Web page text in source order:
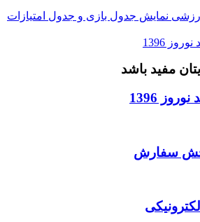
نمایش جدول بازی و جدول امتیازات
1396
مفید باشد
1396
سفارش